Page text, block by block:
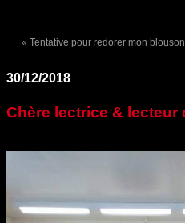
« Tentative pour redorer mon
30/12/2018
Chère lectrice & lecteur